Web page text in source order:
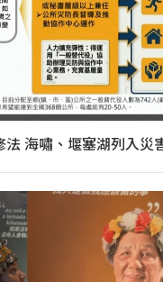
海嘯、堰塞湖列入災